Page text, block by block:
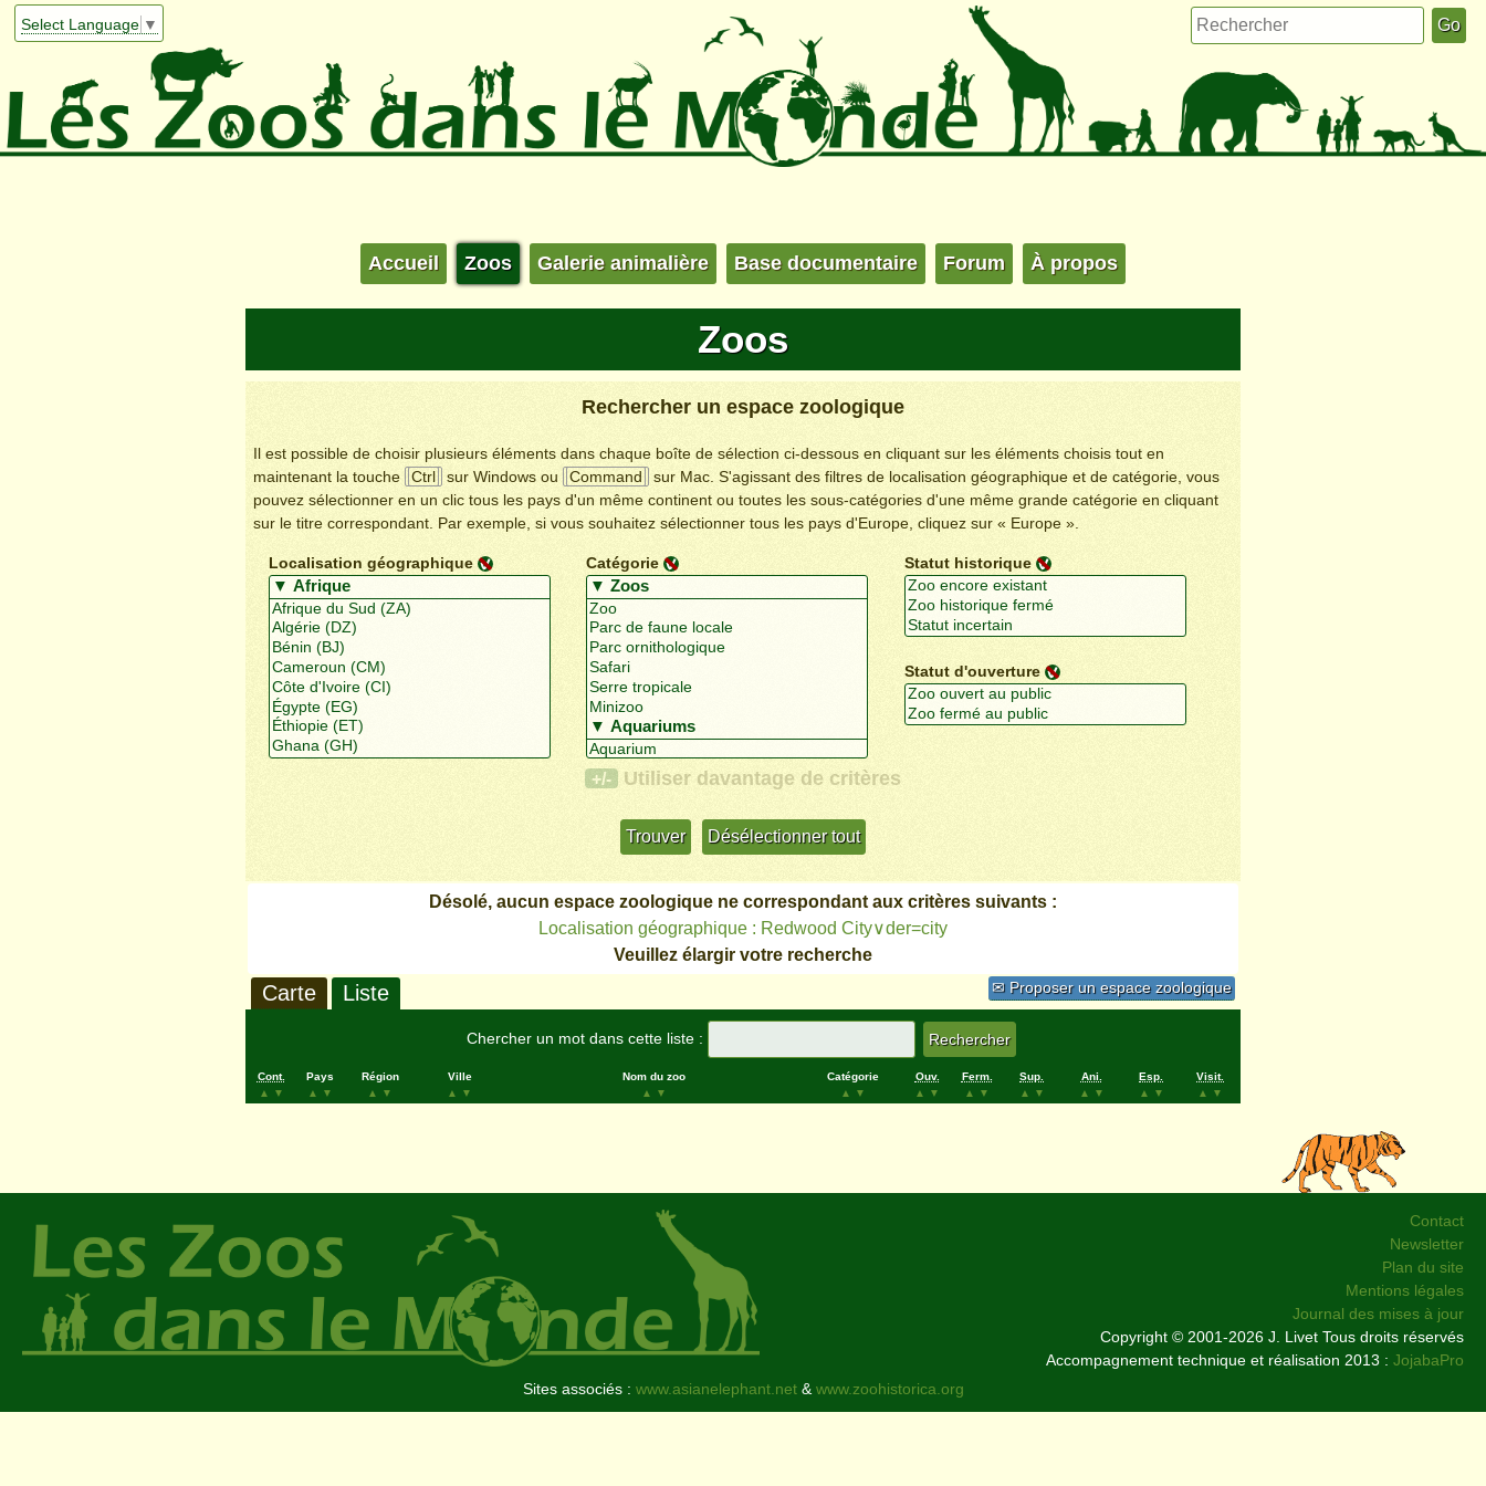
Select Language ▼
Accueil Zoos Galerie animalière Base documentaire Forum À propos
Zoos
Rechercher un espace zoologique
Il est possible de choisir plusieurs éléments dans chaque boîte de sélection ci-dessous en cliquant sur les éléments choisis tout en
maintenant la touche
Ctrl sur Windows ou Command
sur Mac. S'agissant des filtres de localisation géographique et de catégorie, vous
pouvez sélectionner en un clic tous les pays d'un même continent ou toutes les sous-catégories d'une même grande catégorie en cliquant
sur le titre correspondant. Par exemple, si vous souhaitez sélectionner tous les pays d'Europe, cliquez sur « Europe ».
Localisation géographique Catégorie Statut historique
Statut d'ouverture
+/- Utiliser davantage de critères
Désolé, aucun espace zoologique ne correspondant aux critères suivants :
Localisation géographique : Redwood City∨der=city
Veuillez élargir votre recherche
✉ Proposer un espace zoologique
Carte Liste
Chercher un mot dans cette liste :
Cont.
▲
▼
Pays
▲
▼
Région
▲
▼
Ville
▲
▼
Nom du zoo
▲
▼
Catégorie
▲
▼
Ouv.
▲
▼
Ferm.
▲
▼
Sup.
▲
▼
Ani.
▲
▼
Esp.
▲
▼
Visit.
▲
▼
Contact
Newsletter
Plan du site
Mentions légales
Journal des mises à jour
Copyright © 2001-2026 J. Livet Tous droits réservés
Accompagnement technique et réalisation 2013 : JojabaPro
Sites associés : www.asianelephant.net&www.zoohistorica.org